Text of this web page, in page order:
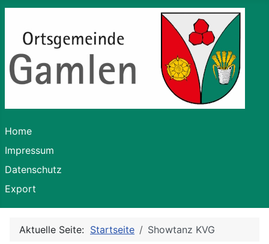
Home
Impressum
Datenschutz
Export
Aktuelle Seite: Startseite Showtanz KVG